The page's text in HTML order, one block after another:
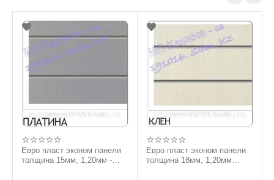
Евро пласт эконом панели
толщина 15мм, 1,20мм -
Евро пласт эконом панели
толщина 18мм, 1,20мм